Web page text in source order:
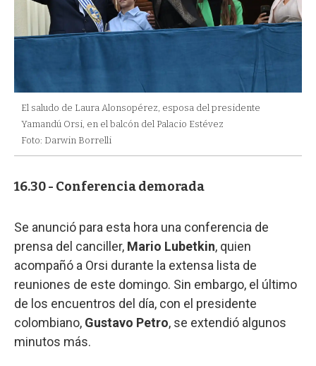
El saludo de Laura Alonsopérez, esposa del presidente
Yamandú Orsi, en el balcón del Palacio Estévez
Foto: Darwin Borrelli
16.30 - Conferencia demorada
Se anunció para esta hora una conferencia de
prensa del canciller, Mario Lubetkin, quien
acompañó a Orsi durante la extensa lista de
reuniones de este domingo. Sin embargo, el último
de los encuentros del día, con el presidente
colombiano, Gustavo Petro, se extendió algunos
minutos más.